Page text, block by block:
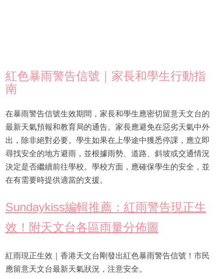
紅色暴雨警告信號｜家長和學生行動指
南
在暴雨警告信號生效期間，家長和學生應密切留意天文台的
最新天氣預報和教育局的通告。家長應避免在惡劣天氣中外
出，除非絕對必要。學生如果在上學途中獲悉停課，應立即
尋找安全的地方避雨，並根據雨勢、道路、斜坡或交通情況
決定是否繼續前往學校。學校方面，應確保學生的安全，並
在有需要時提供適當的支援。
Sundaykiss編輯推薦：紅雨警告現正生
效！附天文台各區雨量分佈圖
紅雨現正生效｜香港天文台剛發出紅色暴雨警告信號！市民
應留意天文台最新天氣狀況，注意安全。